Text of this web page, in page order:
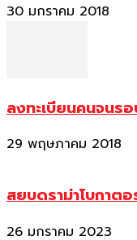
30 มกราคม 2018
ลงทะเบียนคนจนร
29 พฤษภาคม 2018
สยบดราม่าโบกาต
26 มกราคม 2023